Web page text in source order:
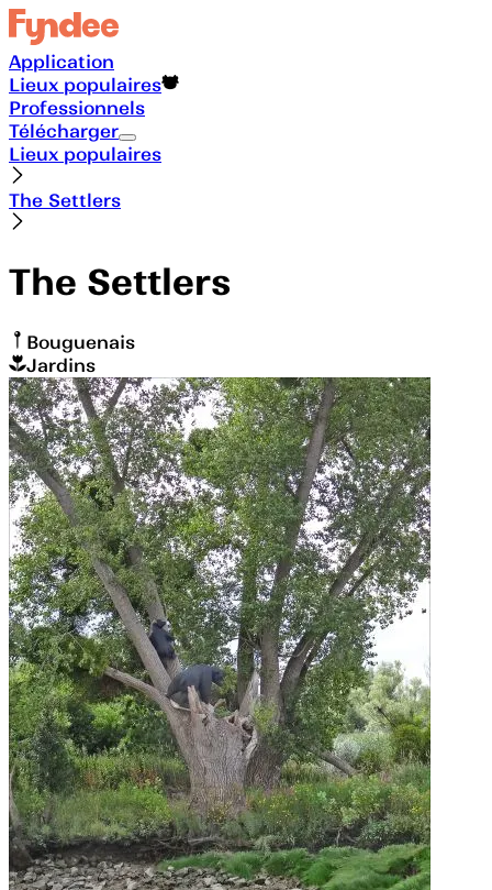
Application
Lieux populaires
Professionnels
Télécharger
Lieux populaires
The Settlers
The Settlers
Bouguenais
Jardins